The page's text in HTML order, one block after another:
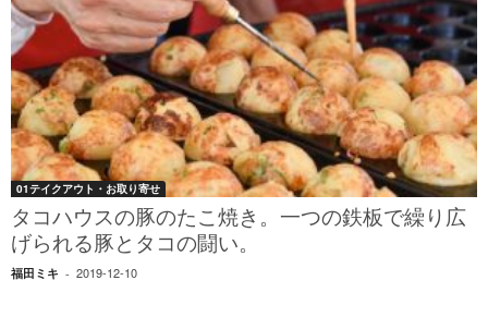
01テイクアウト・お取り寄せ
タコハウスの豚のたこ焼き。一つの鉄板で繰り広
げられる豚とタコの闘い。
福田ミキ - 2019-12-10